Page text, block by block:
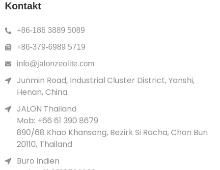
Kontakt
+86-186 3889 5089
+86-379-6989 5719
info@jalonzeolite.com
Junmin Road, Industrial Cluster District, Yanshi,
Henan, China.
JALON Thailand
Mob: +66 61 390 8679
890/68 Khao Khansong, Bezirk Si Racha, Chon Buri
20110, Thailand
Büro Indien